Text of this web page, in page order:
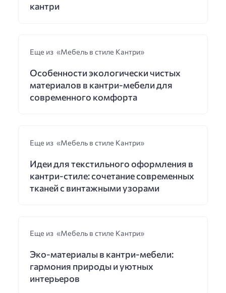
кантри
Еще из «Мебель в стиле Кантри»
Особенности экологически чистых
материалов в кантри-мебели для
современного комфорта
Еще из «Мебель в стиле Кантри»
Идеи для текстильного оформления в
кантри-стиле: сочетание современных
тканей с винтажными узорами
Еще из «Мебель в стиле Кантри»
Эко-материалы в кантри-мебели:
гармония природы и уютных
интерьеров